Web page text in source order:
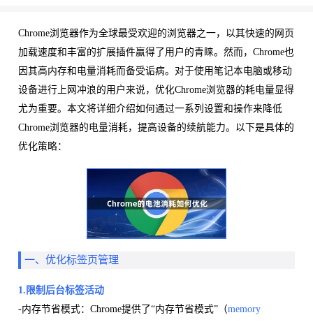
Chrome浏览器作为全球最受欢迎的浏览器之一，以其快速的网页
加载速度和丰富的扩展插件赢得了用户的青睐。然而，Chrome也
因其高内存和电量消耗而备受诟病。对于使用笔记本电脑或移动
设备进行上网冲浪的用户来说，优化Chrome浏览器的耗电量显得
尤为重要。本文将详细介绍如何通过一系列设置和操作来降低
Chrome浏览器的电量消耗，提高设备的续航能力。以下是具体的
优化策略：
一、优化标签页管理
1.限制后台标签活动
-内存节省模式：Chrome提供了“内存节省模式”（memory